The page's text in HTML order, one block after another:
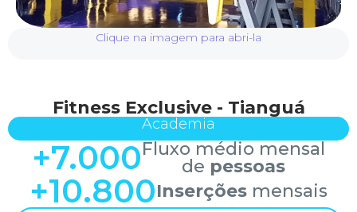
Fitness Exclusive - Tianguá
Academia
+7.000Fluxo médio mensal
de pessoas
+10.800Inserções mensais
Clique na imagem para abri-la